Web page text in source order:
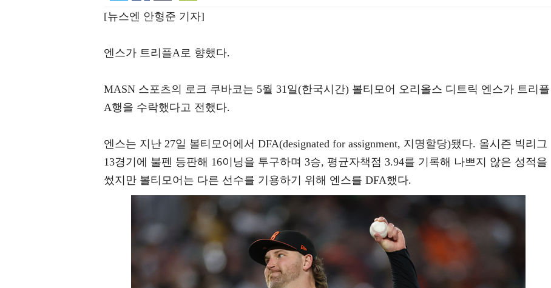
[뉴스엔 안형준 기자]
엔스가 트리플A로 향했다.
MASN 스포츠의 로크 쿠바코는 5월 31일(한국시간) 볼티모어 오리올스 디트릭 엔스가 트리플
A행을 수락했다고 전했다.
엔스는 지난 27일 볼티모어에서 DFA(designated for assignment, 지명할당)됐다. 올시즌 빅리그
13경기에 불펜 등판해 16이닝을 투구하며 3승, 평균자책점 3.94를 기록해 나쁘지 않은 성적을
썼지만 볼티모어는 다른 선수를 기용하기 위해 엔스를 DFA했다.